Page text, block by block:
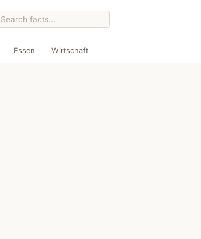
Essen Wirtschaft